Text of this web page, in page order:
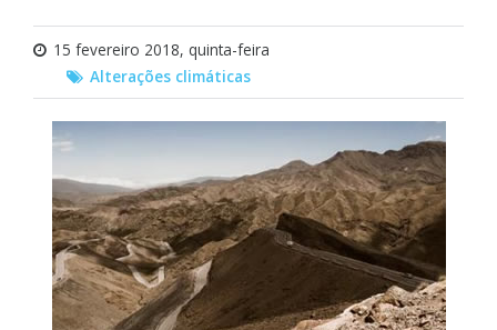
15 fevereiro 2018, quinta-feira
Alterações climáticas